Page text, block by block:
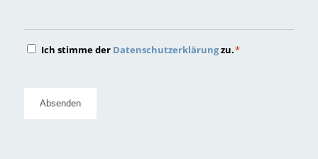
Datenschutz
Ich stimme der Datenschutzerklärungzu.*